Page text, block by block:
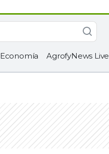
Economía AgrofyNews Live